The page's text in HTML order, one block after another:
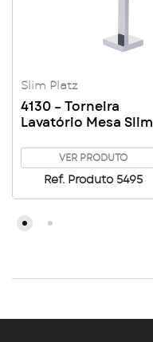
Slim Platz
4130 – Torneira
Lavatório Mesa Slim
VER PRODUTO
Ref. Produto 5495